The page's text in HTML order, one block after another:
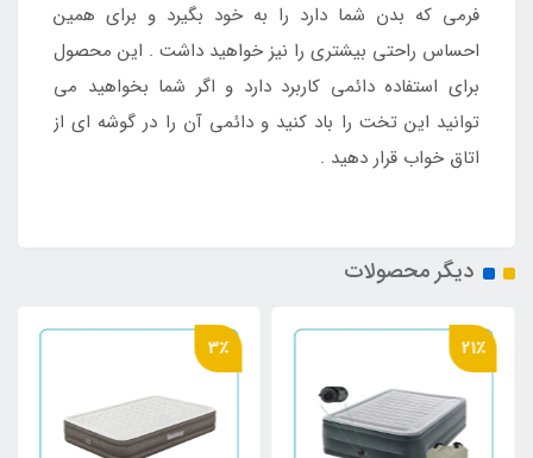
فرمی که بدن شما دارد را به خود بگیرد و برای همین
احساس راحتی بیشتری را نیز خواهید داشت . این محصول
برای استفاده دائمی کاربرد دارد و اگر شما بخواهید می
توانید این تخت را باد کنید و دائمی آن را در گوشه ای از
اتاق خواب قرار دهید .
دیگر محصولات
21٪ 3٪